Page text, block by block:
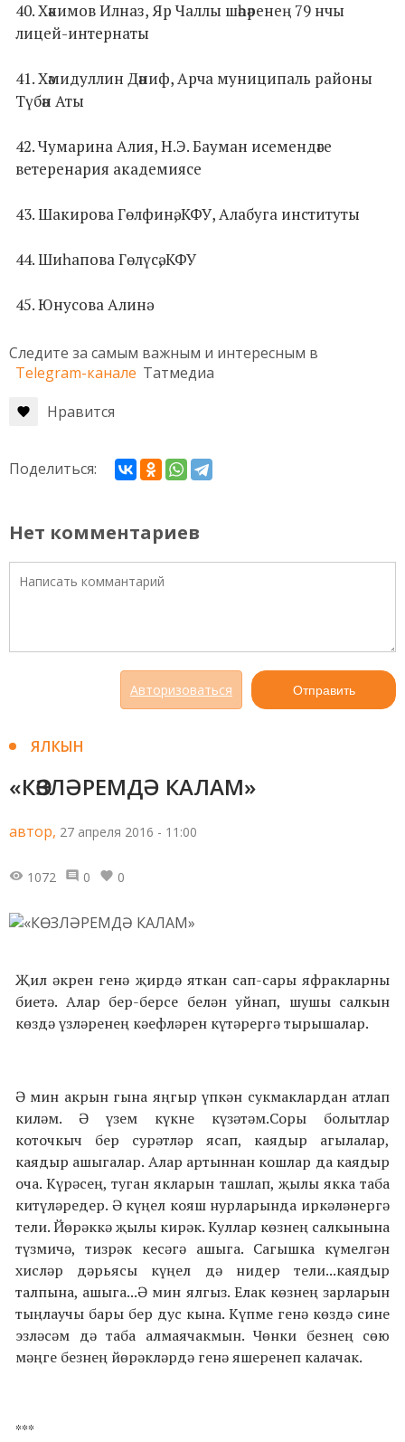
40. Хәкимов Илназ, Яр Чаллы шәһәренең 79 нчы
лицей-интернаты
41. Хәмидуллин Дәниф, Арча муниципаль районы
Түбән Аты
42. Чумарина Алия, Н.Э. Бауман исемендәге
ветеренария академиясе
43. Шакирова Гөлфинә, КФУ, Алабуга институты
44. Шиһапова Гөлүсә, КФУ
45. Юнусова Алинә
Следите за самым важным и интересным в
Telegram-канале Татмедиа
Нравится
Поделиться:
Нет комментариев
Авторизоваться Отправить
ЯЛКЫН
«КӨЗЛӘРЕМДӘ КАЛАМ»
автор, 27 апреля 2016 - 11:00
1072 0 0
Җил әкрен генә җирдә яткан сап-сары яфракларны
биетә. Алар бер-берсе белән уйнап, шушы салкын
көздә үзләренең кәефләрен күтәрергә тырышалар.
Ә мин акрын гына яңгыр үпкән сукмаклардан атлап
киләм. Ә үзем күкне күзәтәм.Соры болытлар
коточкыч бер сурәтләр ясап, каядыр агылалар,
каядыр ашыгалар. Алар артыннан кошлар да каядыр
оча. Күрәсең, туган якларын ташлап, җылы якка таба
китүләредер. Ә күңел кояш нурларында иркәләнергә
тели. Йөрәккә җылы кирәк. Куллар көзнең салкынына
түзмичә, тизрәк кесәгә ашыга. Сагышка күмелгән
хисләр дәрьясы күңел дә нидер тели...каядыр
талпына, ашыга...Ә мин ялгыз. Елак көзнең зарларын
тыңлаучы бары бер дус кына. Күпме генә көздә сине
эзләсәм дә таба алмаячакмын. Чөнки безнең сөю
мәңге безнең йөрәкләрдә генә яшеренеп калачак.
***